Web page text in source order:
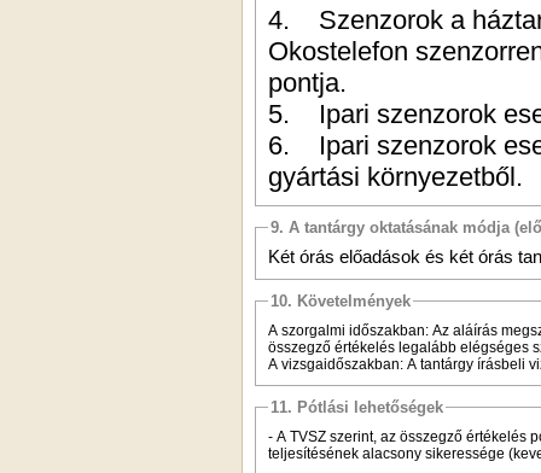
4. Szenzorok a háztartásban és a szórakoztatóiparban. Szenzorfúzió.
Okostelefon szenzorrendszere. A szenzorok és a videojáték kapcsolódási
pontja.
5. Ipari szenzorok
6. Ipari szenzorok
gyártási környezetből.
9. A tantárgy oktatásának módja
Két órás előadások és két órás
10. Követelmények
A szorgalmi időszakban: Az aláírás megszerzésének feltétele a tantermi
összegző értékelés legalább
A vizsgaidőszakban: A tantárgy írásbeli
11. Pótlási lehetőségek
- A TVSZ szerint, az összegző értékelés pótlására, javítására egyszeri